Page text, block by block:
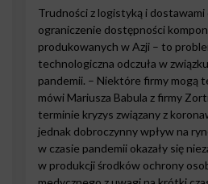
Trudności z logistyką i
ograniczenie dostępności
produkowanych w Azji – to
technologiczna odczuła w
pandemii. – Niektóre firmy mogą
mówi Mariusza Babula z firmy
terminie kryzys związany z
jednak dobroczynny wpływ na
w czasie pandemii okazały się
w produkcji środków ochrony